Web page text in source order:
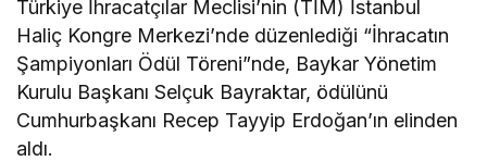
Türkiye İhracatçılar Meclisi’nin (TİM) İstanbul
Haliç Kongre Merkezi’nde düzenlediği “İhracatın
Şampiyonları Ödül Töreni”nde, Baykar Yönetim
Kurulu Başkanı Selçuk Bayraktar, ödülünü
Cumhurbaşkanı Recep Tayyip Erdoğan’ın elinden
aldı.